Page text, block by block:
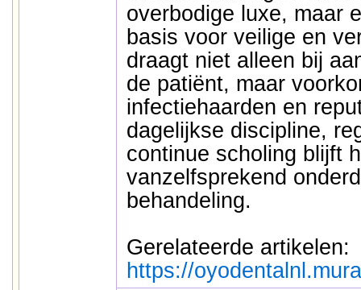
overbodige luxe, maar
basis voor veilige en
draagt niet alleen bij
de patiënt, maar
infectiehaarden en
dagelijkse discipline,
continue scholing blijft
vanzelfsprekend
behandeling.
Gerelateerde artikelen:
https://